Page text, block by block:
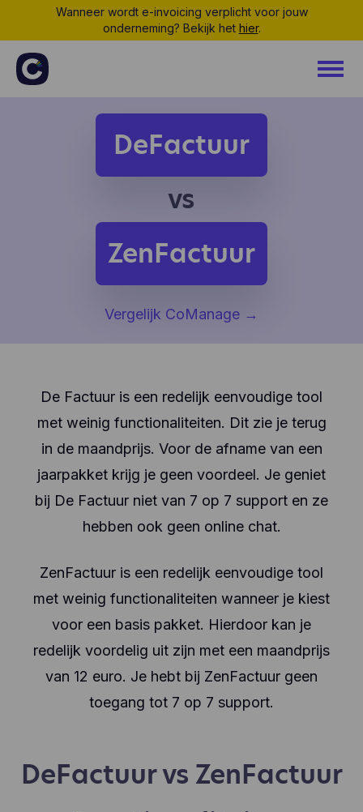
Wanneer wordt e-invoicing verplicht voor jouw
onderneming? Bekijk het hier.
DeFactuur
vs
ZenFactuur
Vergelijk CoManage →
De Factuur is een redelijk eenvoudige tool
met weinig functionaliteiten. Dit zie je terug
in de maandprijs. Voor de afname van een
jaarpakket krijg je geen voordeel. Je geniet
bij De Factuur niet van 7 op 7 support en ze
hebben ook geen online chat.
ZenFactuur is een redelijk eenvoudige tool
met weinig functionaliteiten wanneer je kiest
voor een basis pakket. Hierdoor kan je
redelijk voordelig uit zijn met een maandprijs
van 12 euro. Je hebt bij ZenFactuur geen
toegang tot 7 op 7 support.
DeFactuur vs ZenFactuur